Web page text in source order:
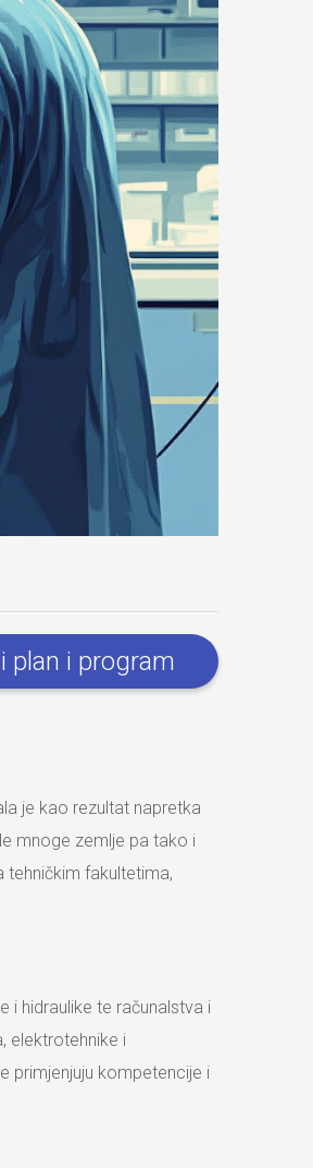
plan i program
je kao rezultat napretka
mnoge zemlje pa tako i
tehničkim fakultetima,
i hidraulike te računalstva i
elektrotehnike i
primjenjuju kompetencije i